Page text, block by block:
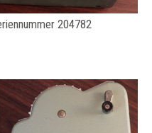
204782